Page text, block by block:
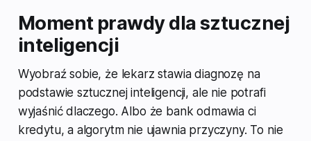
Moment prawdy dla sztucznej
inteligencji
Wyobraź sobie, że lekarz stawia diagnozę na
podstawie sztucznej inteligencji, ale nie potrafi
wyjaśnić dlaczego. Albo że bank odmawia ci
kredytu, a algorytm nie ujawnia przyczyny. To nie